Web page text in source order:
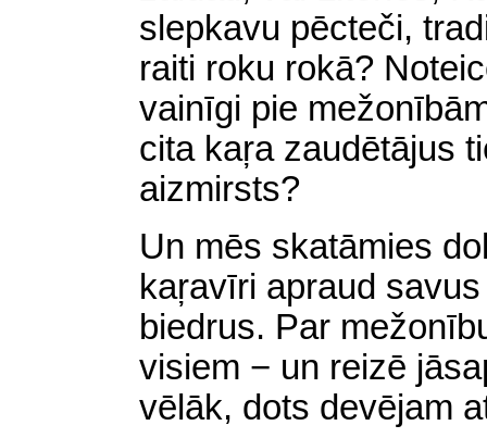
slepkavu pēcteči,
raiti roku rokā?
vainīgi pie
cita kaŗazaudētājus
aizmirsts?
Un mēs skatāmies
kaŗavīri apraud
biedrus. Par
visiem − un reizē
vēlāk, dots devējam